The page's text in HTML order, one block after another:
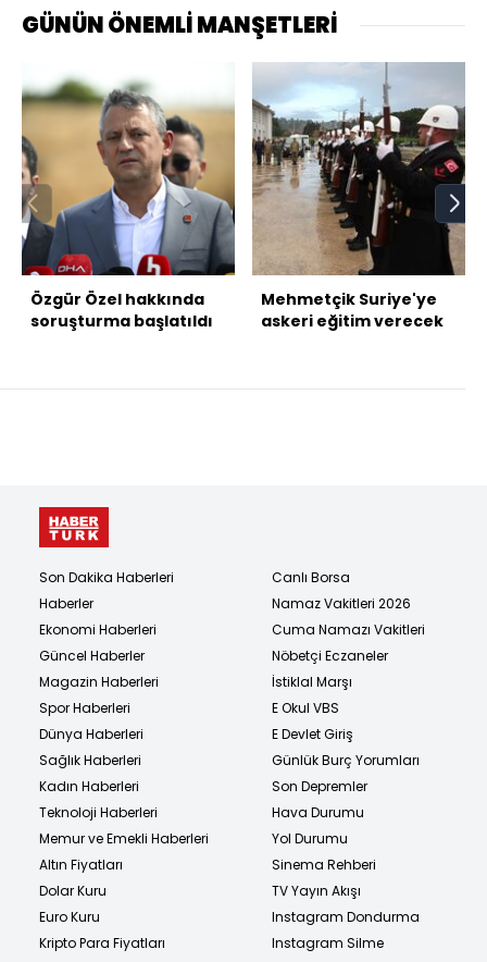
GÜNÜN ÖNEMLİ MANŞETLERİ
Özgür Özel hakkında
soruşturma başlatıldı
Mehmetçik Suriye'ye
askeri eğitim verecek
Son Dakika Haberleri
Haberler
Ekonomi Haberleri
Güncel Haberler
Magazin Haberleri
Spor Haberleri
Dünya Haberleri
Sağlık Haberleri
Kadın Haberleri
Teknoloji Haberleri
Memur ve Emekli Haberleri
Altın Fiyatları
Dolar Kuru
Euro Kuru
Kripto Para Fiyatları
Canlı Borsa
Namaz Vakitleri 2026
Cuma Namazı Vakitleri
Nöbetçi Eczaneler
İstiklal Marşı
E Okul VBS
E Devlet Giriş
Günlük Burç Yorumları
Son Depremler
Hava Durumu
Yol Durumu
Sinema Rehberi
TV Yayın Akışı
Instagram Dondurma
Instagram Silme